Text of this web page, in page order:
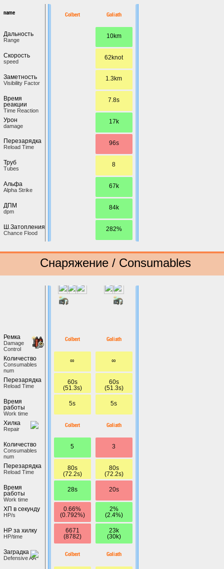
name
Дальность
Range
Скорость
speed
Заметность
Visibility Factor
Время
реакции
Time Reaction
Урон
damage
Перезарядка
Reload Time
Труб
Tubes
Альфа
Alpha Strike
ДПМ
dpm
Ш.Затопления
Chance Flood
Colbert Goliath
10km
62knot
1.3km
7.8s
17k
96s
8
67k
84k
282%
Снаряжение / Consumables
Ремка
Damage
Control
Количество
Сonsumables
num
Перезарядка
Reload Time
Время
работы
Work time
Хилка
Repair
Количество
Сonsumables
num
Перезарядка
Reload Time
Время
работы
Work time
ХП в секунду
HP/s
HP за хилку
HP/time
Заградка
Defensive AA
Colbert
∞
60s
(51.3s)
5s
Colbert
5
80s
(72.2s)
28s
0.66%
(0.792%)
6671
(8782)
Colbert
Goliath
∞
60s
(51.3s)
5s
Goliath
3
80s
(72.2s)
20s
2%
(2.4%)
23k
(30k)
Goliath